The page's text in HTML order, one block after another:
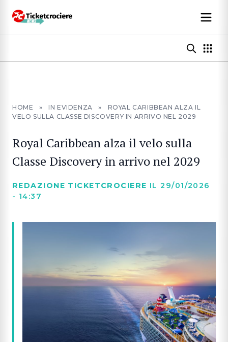
HOME » IN EVIDENZA »
ROYAL CARIBBEAN ALZA IL
VELO SULLA CLASSE DISCOVERY IN ARRIVO NEL 2029
Royal Caribbean alza il velo sulla
Classe Discovery in arrivo nel 2029
REDAZIONE TICKETCROCIERE IL 29/01/2026
- 14:37